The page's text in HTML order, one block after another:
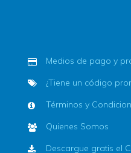
Medios de pago y
¿Tiene un código
Términos y
Quienes Somos
Descargue gratis el